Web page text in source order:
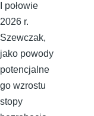
I połowie
2026 r.
Szewczak,
jako powody
potencjalne
go wzrostu
stopy